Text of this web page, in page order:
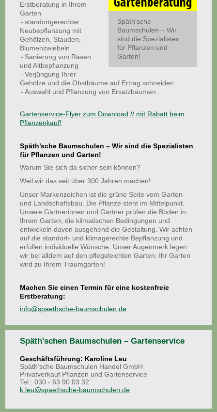
Späth’sche
Baumschulen – Wir
sind die Spezialisten
für Pflanzen und
Garten!
Erstberatung in Ihrem
Garten
standortgerechter
Neubepflanzung mit
Gehölzen, Stauden,
Blumenzwiebeln
Sanierung von Rasen
und Altbepflanzung
Verjüngung Ihrer
Gehölze und die Obstbäume auf Ertrag schneiden
Auswahl und Pflanzung von Ersatzbäumen
Gartenservice-Flyer zum Download // mit Rabatt beim
Pflanzenkauf!
Späth’sche Baumschulen – Wir sind die Spezialisten
für Pflanzen und Garten!
Warum Sie sich da sicher sein können?
Weil wir das seit über 300 Jahren machen!
Unser Markenzeichen ist die grüne Seite vom Garten-
und Landschaftsbau. Die Pflanze steht im Mittelpunkt.
Unsere Gärtnerinnen und Gärtner prüfen die Böden in
Ihrem Garten, die klimatischen Bedingungen und
entwickeln davon ausgehend die Gestaltung. Wir achten
auf die standort- und klimagerechte Bepflanzung und
erfüllen individuelle Wünsche. Unser Augenmerk legen
wir bei alldem auf den pflegeleichten Garten. Ihr Garten
wird zu Ihrem Traumgarten!
Machen Sie einen Termin für eine kostenfreie
Erstberatung:
info@spaethsche-baumschulen.de
Späth'schen Baumschulen – Gartenservice
Geschäftsführung: Karoline Leu
Späth’sche Baumschulen Handel GmbH
Privatverkauf Pflanzen und Gartenservice
Tel.: 030 - 63 90 03 32
k.leu@spaethsche-baumschulen.de